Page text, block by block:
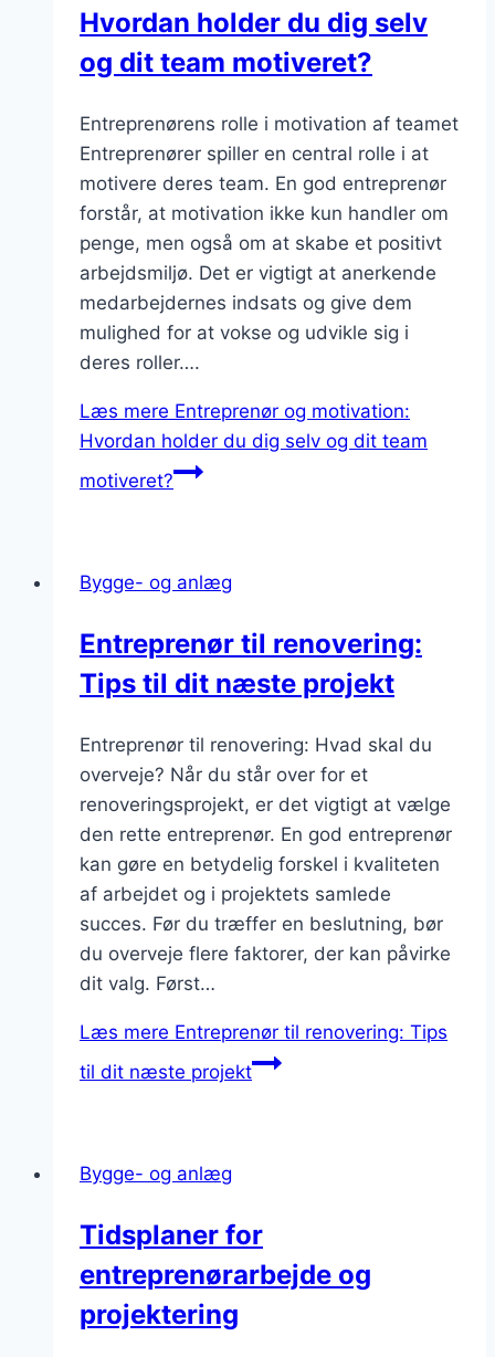
Hvordan holder du dig selv
og dit team motiveret?
Entreprenørens rolle i motivation af teamet
Entreprenører spiller en central rolle i at
motivere deres team. En god entreprenør
forstår, at motivation ikke kun handler om
penge, men også om at skabe et positivt
arbejdsmiljø. Det er vigtigt at anerkende
medarbejdernes indsats og give dem
mulighed for at vokse og udvikle sig i
deres roller….
Læs mere Entreprenør og motivation:
Hvordan holder du dig selv og dit team
motiveret?
Bygge- og anlæg
Entreprenør til renovering:
Tips til dit næste projekt
Entreprenør til renovering: Hvad skal du
overveje? Når du står over for et
renoveringsprojekt, er det vigtigt at vælge
den rette entreprenør. En god entreprenør
kan gøre en betydelig forskel i kvaliteten
af arbejdet og i projektets samlede
succes. Før du træffer en beslutning, bør
du overveje flere faktorer, der kan påvirke
dit valg. Først…
Læs mere Entreprenør til renovering: Tips
til dit næste projekt
Bygge- og anlæg
Tidsplaner for
entreprenørarbejde og
projektering